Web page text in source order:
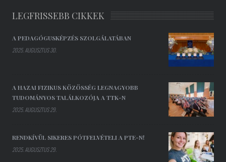
LEGFRISSEBB CIKKEK
A PEDAGÓGUSKÉPZÉS SZOLGÁLATÁBAN
2025. AUGUSZTUS 30.
A HAZAI FIZIKUS KÖZÖSSÉG LEGNAGYOBB
TUDOMÁNYOS TALÁLKOZÓJA A TTK-N
2025. AUGUSZTUS 29.
RENDKÍVÜL SIKERES PÓTFELVÉTELI A PTE-N!
2025. AUGUSZTUS 29.